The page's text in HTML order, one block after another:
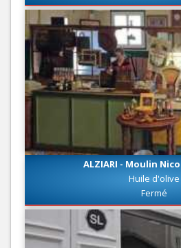
ALZIARI - Moulin
Huile d'olive
Fermé